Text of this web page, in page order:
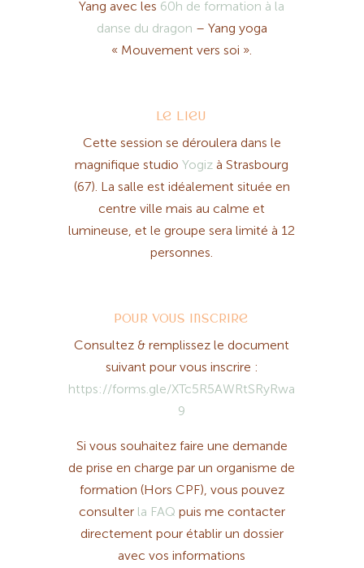
Yang avec les 60h de formation à la
danse du dragon – Yang yoga
« Mouvement vers soi ».
Le lieu
Cette session se déroulera dans le
magnifique studio Yogiz à Strasbourg
(67). La salle est idéalement située en
centre ville mais au calme et
lumineuse, et le groupe sera limité à 12
personnes.
Pour vous inscrire
Consultez & remplissez le document
suivant pour vous inscrire :
https://forms.gle/XTc5R5AWRtSRyRwa
9
Si vous souhaitez faire une demande
de prise en charge par un organisme de
formation (Hors CPF), vous pouvez
consulter la FAQ puis me contacter
directement pour établir un dossier
avec vos informations